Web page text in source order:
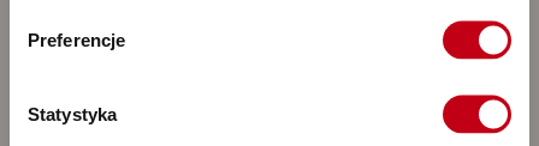
Preferencje
Statystyka